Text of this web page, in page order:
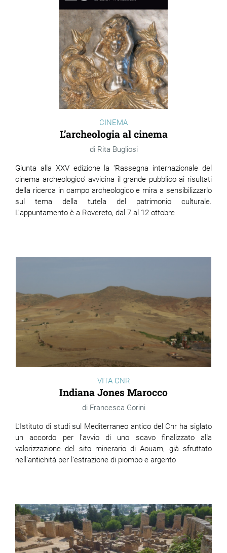
CINEMA
L’archeologia al cinema
Rita Bugliosi
Giunta alla XXV edizione la 'Rassegna internazionale del
cinema archeologico' avvicina il grande pubblico ai risultati
della ricerca in campo archeologico e mira a sensibilizzarlo
sul tema della tutela del patrimonio culturale.
L'appuntamento è a Rovereto, dal 7 al 12 ottobre
VITA CNR
Indiana Jones Marocco
Francesca Gorini
L’Istituto di studi sul Mediterraneo antico del Cnr ha siglato
un accordo per l’avvio di uno scavo finalizzato alla
valorizzazione del sito minerario di Aouam, già sfruttato
nell’antichità per l’estrazione di piombo e argento